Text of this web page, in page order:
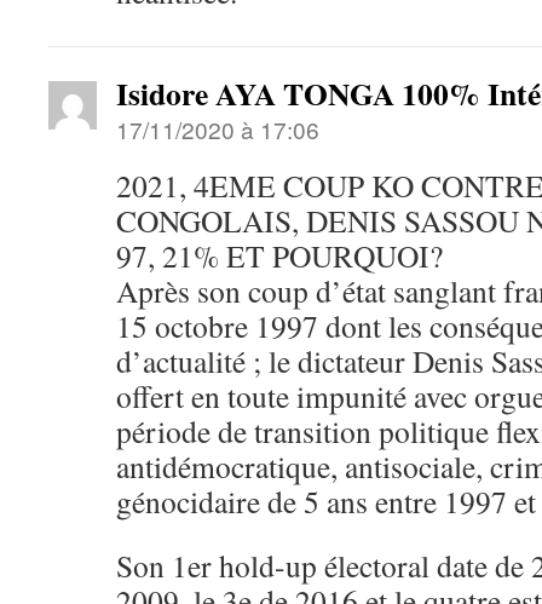
Isidore AYA TONGA 100%
17/11/2020 à 17:06
2021, 4EME COUP KO
CONGOLAIS, DENIS SASSOU
97, 21% ET POURQUOI?
Après son coup d’état sanglant
15 octobre 1997 dont les
d’actualité ; le dictateur Denis
offert en toute impunité avec
période de transition politique
antidémocratique, antisociale,
génocidaire de 5 ans entre 1997
Son 1er hold-up électoral date de